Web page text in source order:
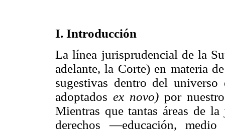
I. Introducción
La línea jurisprudencial de la
adelante, la Corte) en materia
sugestivas dentro del
adoptados ex novo) por
Mientras que tantas áreas de
derechos —educación,